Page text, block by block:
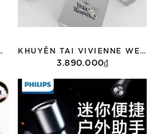
3.890.000₫
Thêm vào giỏ hàng